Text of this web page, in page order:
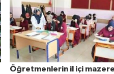
Öğretmenlerin il içi